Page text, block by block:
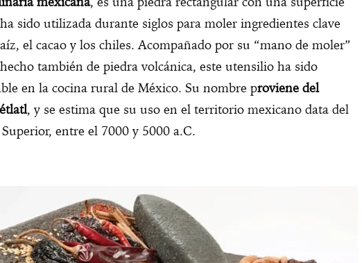
sido utilizada durante siglos para moler ingredientes clave
el cacao y los chiles. Acompañado por su “mano de moler”
también de piedra volcánica, este utensilio ha sido
en la cocina rural de México. Su nombre proviene del
, y se estima que su uso en el territorio mexicano data del
entre el 7000 y 5000 a.C.